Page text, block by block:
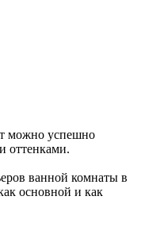
можно успешно
оттенками.
ванной комнаты в
основной и как